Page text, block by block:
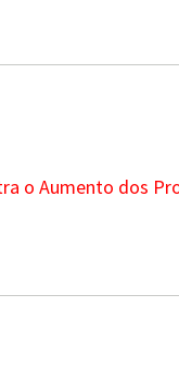
o Aumento dos